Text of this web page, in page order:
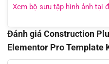
Xem bộ sưu tập hình ảnh tại
Đánh giá Construction
Elementor Pro Template